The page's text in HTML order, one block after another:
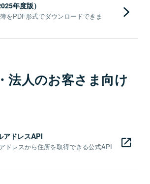
年度版）
をPDF形式でダウンロードできま
法人のお客さま向け
アドレスAPI
ドレスから住所を取得できる公式API